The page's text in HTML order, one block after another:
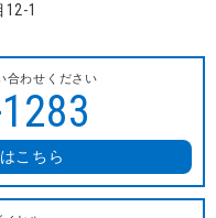
1
合わせください
こちら